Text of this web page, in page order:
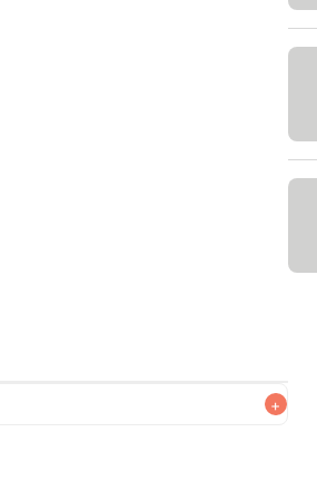
+
りください。